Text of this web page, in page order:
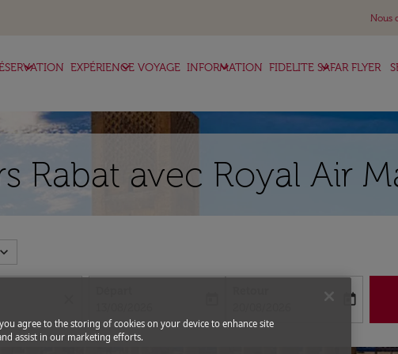
Nous
keyboard_arrow_down EXPÉRIENCE VOYAGE
keyboard_arrow_down INFORMATION
keyboard_arrow_down FIDELITE SAFAR FLYER
keyboard_arrow_down
Rabat avec Royal Air
expand_more
fc-booking-return-date-aria-label
today
you agree to the storing of cookies on your device to enhance site
assist in our marketing efforts.